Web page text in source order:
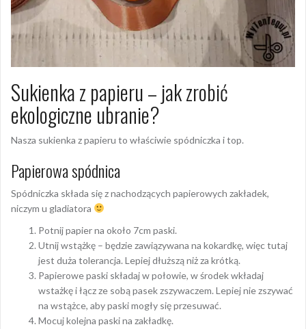
Sukienka z papieru – jak zrobić
ekologiczne ubranie?
Nasza sukienka z papieru to właściwie spódniczka i top.
Papierowa spódnica
Spódniczka składa się z nachodzących papierowych zakładek,
niczym u gladiatora
Potnij papier na około 7cm paski.
Utnij wstążkę – będzie zawiązywana na kokardkę, więc tutaj
jest duża tolerancja. Lepiej dłuższą niż za krótką.
Papierowe paski składaj w połowie, w środek wkładaj
wstażkę i łącz ze sobą pasek zszywaczem. Lepiej nie zszywać
na wstążce, aby paski mogły się przesuwać.
Mocuj kolejna paski na zakładkę.